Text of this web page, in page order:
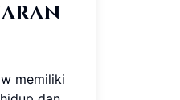
memiliki